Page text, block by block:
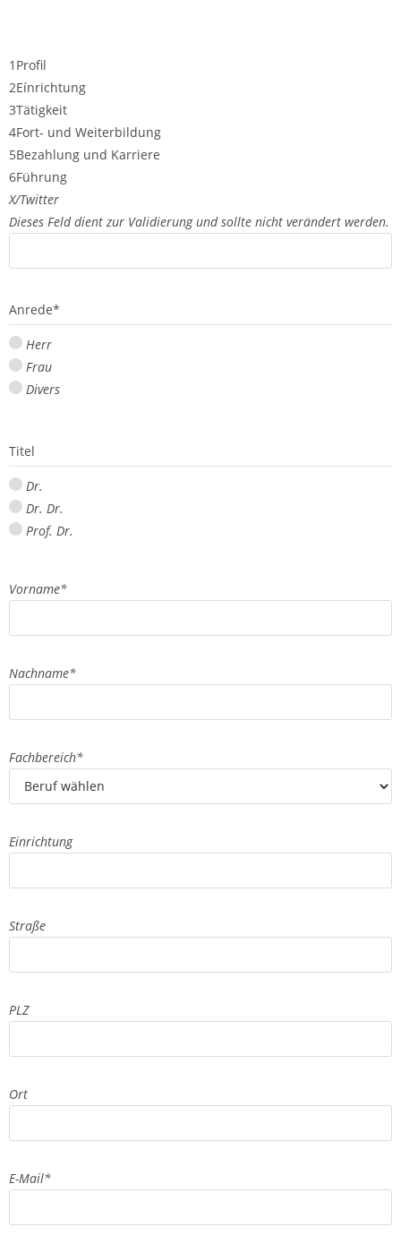
1 Profil
2Eínrichtung
3Tätigkeit
4Fort- und Weiterbildung
5Bezahlung und Karriere
6Führung
X/Twitter
Dieses Feld dient zur Validierung und sollte nicht verändert werden.
Anrede*
Herr
Frau
Divers
Titel
Dr.
Dr. Dr.
Prof. Dr.
Vorname*
Nachname*
Fachbereich*
Einrichtung
Straße
PLZ
Ort
E-Mail*